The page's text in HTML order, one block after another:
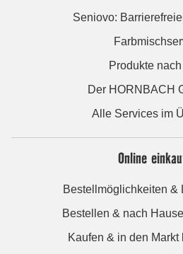
Seniovo:
Produkte
Der HORNBACH
Alle Services im
Online
Bestellmöglichkeiten &
Bestellen & nach
Kaufen & in den Markt